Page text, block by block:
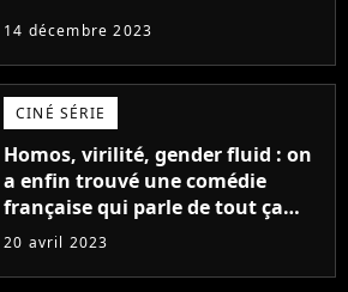
14 décembre 2023
CINÉ SÉRIE
Homos, virilité, gender fluid : on
a enfin trouvé une comédie
française qui parle de tout ça
sans être super ringarde
20 avril 2023